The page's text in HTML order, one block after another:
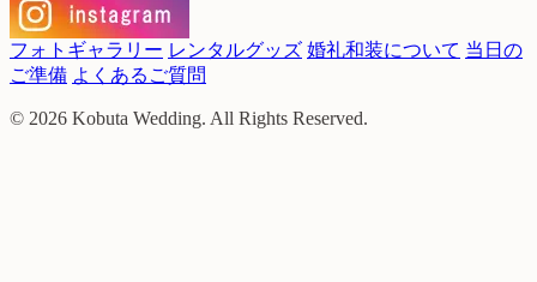
フォトギャラリー レンタルグッズ 婚礼和装について 当日の
ご準備 よくあるご質問
© 2026 Kobuta Wedding. All Rights Reserved.